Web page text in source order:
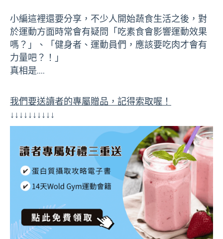
小編這裡還要分享，不少人開始蔬食生活之後，對
於運動方面時常會有疑問「吃素食會影響運動效果
嗎？」、「健身者、運動員們，應該要吃肉才會有
力量吧？！」
真相是….
我們要送讀者的專屬贈品，記得索取喔！
↓↓↓↓↓↓↓↓↓↓